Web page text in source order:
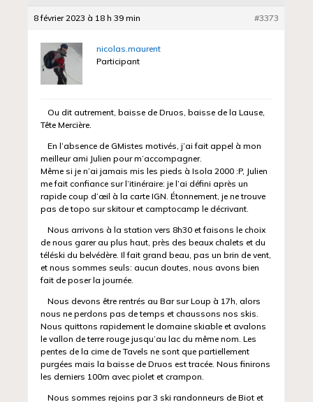
8 février 2023 à 18 h 39 min #3373
nicolas.maurent
Participant
Ou dit autrement, baisse de Druos, baisse de la Lause,
Tête Mercière.
En l’absence de GMistes motivés, j’ai fait appel à mon
meilleur ami Julien pour m’accompagner.
Même si je n’ai jamais mis les pieds à Isola 2000 :P, Julien
me fait confiance sur l’itinéraire: je l’ai défini après un
rapide coup d’œil à la carte IGN. Étonnement, je ne trouve
pas de topo sur skitour et camptocamp le décrivant.
Nous arrivons à la station vers 8h30 et faisons le choix
de nous garer au plus haut, près des beaux chalets et du
téléski du belvédère. Il fait grand beau, pas un brin de vent,
et nous sommes seuls: aucun doutes, nous avons bien
fait de poser la journée.
Nous devons être rentrés au Bar sur Loup à 17h, alors
nous ne perdons pas de temps et chaussons nos skis.
Nous quittons rapidement le domaine skiable et avalons
le vallon de terre rouge jusqu’au lac du même nom. Les
pentes de la cime de Tavels ne sont que partiellement
purgées mais la baisse de Druos est tracée. Nous finirons
les derniers 100m avec piolet et crampon.
Nous sommes rejoins par 3 ski randonneurs de Biot et